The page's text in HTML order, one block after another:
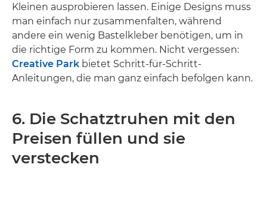
Kleinen ausprobieren lassen. Einige Designs muss
man einfach nur zusammenfalten, während
andere ein wenig Bastelkleber benötigen, um in
die richtige Form zu kommen. Nicht vergessen:
Creative Park bietet Schritt-für-Schritt-
Anleitungen, die man ganz einfach befolgen kann.
6. Die Schatztruhen mit den
Preisen füllen und sie
verstecken